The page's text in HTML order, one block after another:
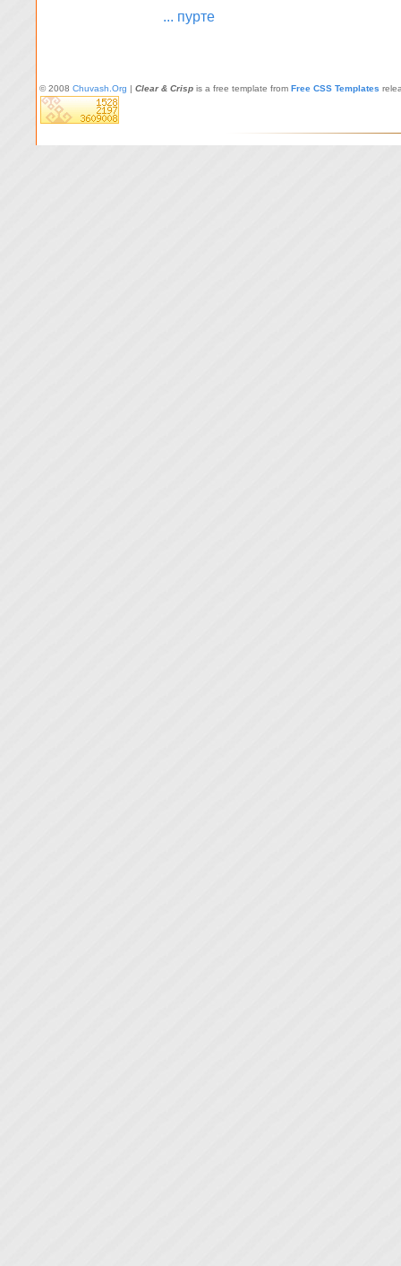
... пурте
© 2008 Chuvash.Org | Clear & Crisp is a free template from Free CSS Templates